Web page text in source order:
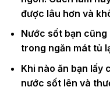
được lâu hơn và
Nước sốt bạn cũng
trong ngăn mát tủ
Khi nào ăn bạn lấy
nước sốt lên và